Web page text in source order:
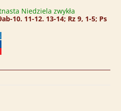
Niedziela zwykła
10. 11-12. 13-14; Rz 9, 1-5; Ps